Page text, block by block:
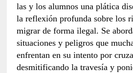
las y los alumnos una plática
la reflexión profunda sobre los
migrar de forma ilegal. Se
situaciones y peligros que
enfrentan en su intento por
desmitificando la travesía y